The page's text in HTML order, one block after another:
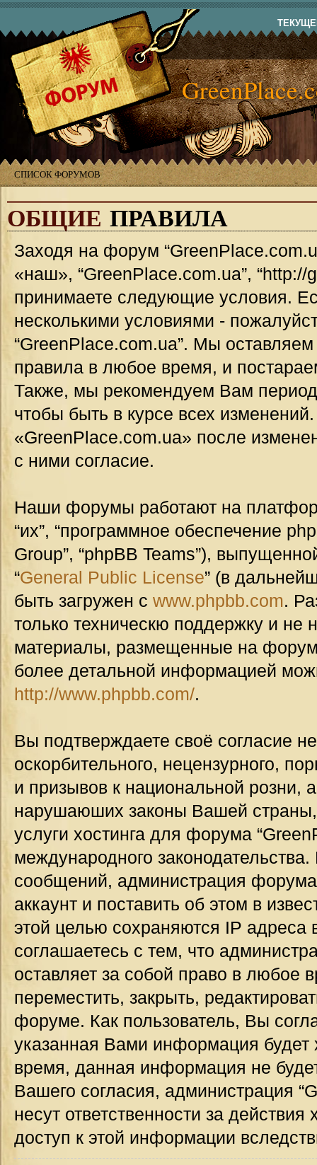
СПИСОК ФОРУМОВ
ОБЩИЕ ПРАВИЛА
Заходя на форум
«наш», “GreenPlace.com.ua”,
принимаете следующие условия.
несколькими условиями -
“GreenPlace.com.ua”. Мы
правила в любое время, и
Также, мы рекомендуем Вам
чтобы быть в курсе всех
«GreenPlace.com.ua» после
с ними согласие.
Наши форумы работают на
“их”, “программное обеспечение
Group”, “phpBB Teams”),
“General Public License” (в
быть загружен с www.phpbb.com.
только техническю поддержку и не
материалы, размещенные на
более детальной информацией
http://www.phpbb.com/.
Вы подтверждаете своё согласие
оскорбительного, нецензурного,
и призывов к национальной розни,
нарушаюших законы Вашей страны,
услуги хостинга для форума
международного
сообщений, администрация
аккаунт и поставить об этом в
этой целью сохраняются IP
соглашаетесь с тем, что
оставляет за собой право в любое
переместить, закрыть,
форуме. Как пользователь, Вы
указанная Вами информация будет
время, данная информация не
Вашего согласия, администрация
несут ответственности за
доступ к этой информации